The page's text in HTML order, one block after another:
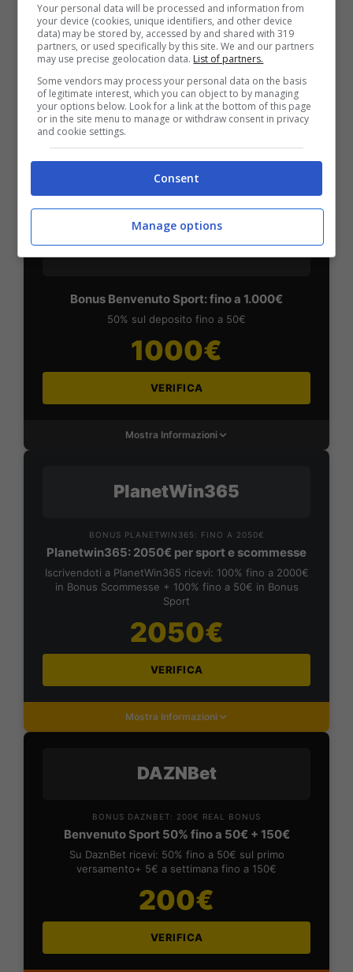
BONUS BENVENUTO LOTTOMATICA: 2050€
Fino a 2050€ bonus scommesse e sport
Per i nuovi utenti della piattaforma: 100% fino a 50€ in
Bonus Scommesse + 100% fino a 2000€ in Bonus
Sport
2050€
VERIFICA
SNAI
Bonus Benvenuto Sport: fino a 1.000€
50% sul deposito fino a 50€
1000€
VERIFICA
Mostra Informazioni
PlanetWin365
BONUS PLANETWIN365: FINO A 2050€
Planetwin365: 2050€ per sport e scommesse
Iscrivendoti a PlanetWin365 ricevi: 100% fino a 2000€
in Bonus Scommesse + 100% fino a 50€ in Bonus
Sport
2050€
VERIFICA
Mostra Informazioni
DAZNBet
BONUS DAZNBET: 200€ REAL BONUS
Benvenuto Sport 50% fino a 50€ + 150€
Su DaznBet ricevi: 50% fino a 50€ sul primo
versamento+ 5€ a settimana fino a 150€
200€
VERIFICA
Your personal data will be processed and information from
your device (cookies, unique identifiers, and other device
data) may be stored by, accessed by and shared with 319
partners, or used specifically by this site. We and our partners
may use precise geolocation data. List of partners.
Some vendors may process your personal data on the basis
of legitimate interest, which you can object to by managing
your options below. Look for a link at the bottom of this page
or in the site menu to manage or withdraw consent in privacy
and cookie settings.
Consent
Manage options